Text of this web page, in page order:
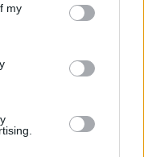
You may click to
third-party tags to
in below Google
my